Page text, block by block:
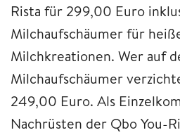
Rista für 299,00 Euro
Milchaufschäumer für
Milchkreationen. Wer auf
Milchaufschäumer
249,00 Euro. Als
Nachrüsten der Qbo You-